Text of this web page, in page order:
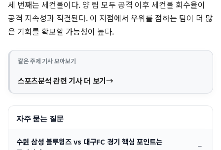
세 번째는 세컨볼이다. 양 팀 모두 공격 이후 세컨볼 회수율이
공격 지속성과 직결된다. 이 지점에서 우위를 점하는 팀이 더 많
은 기회를 확보할 가능성이 높다.
같은 주제 기사 모아보기
스포츠분석 관련 기사 더 보기
자주 묻는 질문
수원 삼성 블루윙즈 vs 대구FC 경기 핵심 포인트는